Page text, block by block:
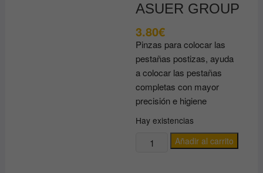
ASUER GROUP
3.80€
Pinzas para colocar las
pestañas postizas, ayuda
a colocar las pestañas
completas con mayor
precisión e higiene
Hay existencias
PINZA
APLICADOR
Añadir al carrito